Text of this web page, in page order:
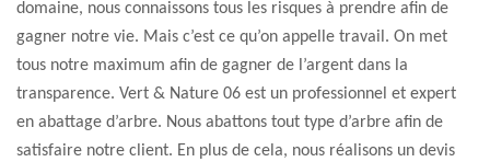
domaine, nous connaissons tous les risques à prendre afin de
gagner notre vie. Mais c’est ce qu’on appelle travail. On met
tous notre maximum afin de gagner de l’argent dans la
transparence. Vert & Nature 06 est un professionnel et expert
en abattage d’arbre. Nous abattons tout type d’arbre afin de
satisfaire notre client. En plus de cela, nous réalisons un devis